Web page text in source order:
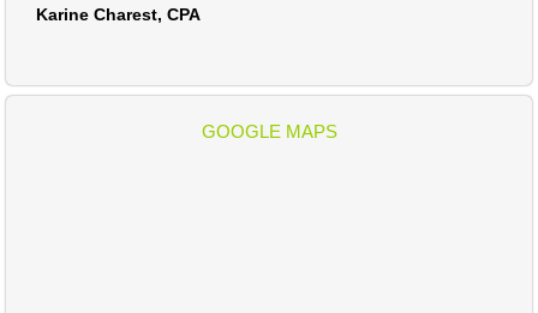
Karine Charest, CPA
GOOGLE MAPS